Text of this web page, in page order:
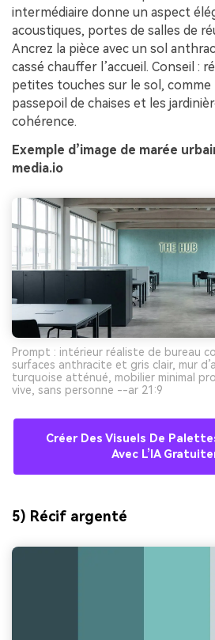
intermédiaire donne un aspect
acoustiques, portes de salles de
Ancrez la pièce avec un sol
cassé chauffer l’accueil. Conseil :
petites touches sur le sol, comme
passepoil de chaises et les
cohérence.
Exemple d’image de marée
media.io
Prompt : intérieur réaliste de bureau
surfaces anthracite et gris clair, mur
turquoise atténué, mobilier minimal
vive, sans personne --ar 21:9
Créer Des Visuels De
Avec L’IA
5) Récif argenté